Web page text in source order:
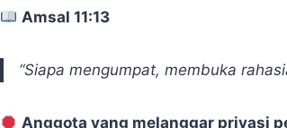
Amsal 11:13
“Siapa mengumpat, membuka
Anggota yang melanggar privasi